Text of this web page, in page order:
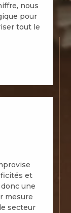
nous
pour
tout le
et
une
mesure
secteur